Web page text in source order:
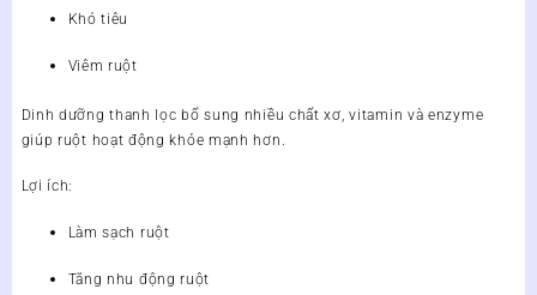
Khó tiêu
Viêm ruột
Dinh dưỡng thanh lọc bổ sung nhiều chất xơ, vitamin và enzyme
giúp ruột hoạt động khỏe mạnh hơn.
Lợi ích:
Làm sạch ruột
Tăng nhu động ruột